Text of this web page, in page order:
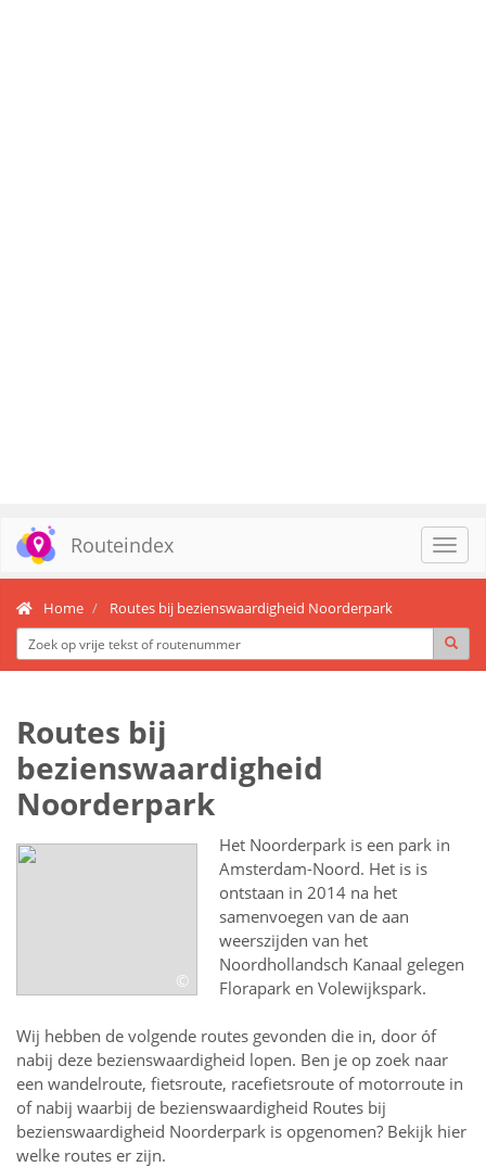
Routeindex
Home Routes bij bezienswaardigheid Noorderpark
Routes bij
bezienswaardigheid
Noorderpark
©
Het Noorderpark is een park in
Amsterdam-Noord. Het is is
ontstaan in 2014 na het
samenvoegen van de aan
weerszijden van het
Noordhollandsch Kanaal gelegen
Florapark en Volewijkspark.
Wij hebben de volgende routes gevonden die in, door óf
nabij deze bezienswaardigheid lopen. Ben je op zoek naar
een wandelroute, fietsroute, racefietsroute of motorroute in
of nabij waarbij de bezienswaardigheid Routes bij
bezienswaardigheid Noorderpark is opgenomen? Bekijk hier
welke routes er zijn.